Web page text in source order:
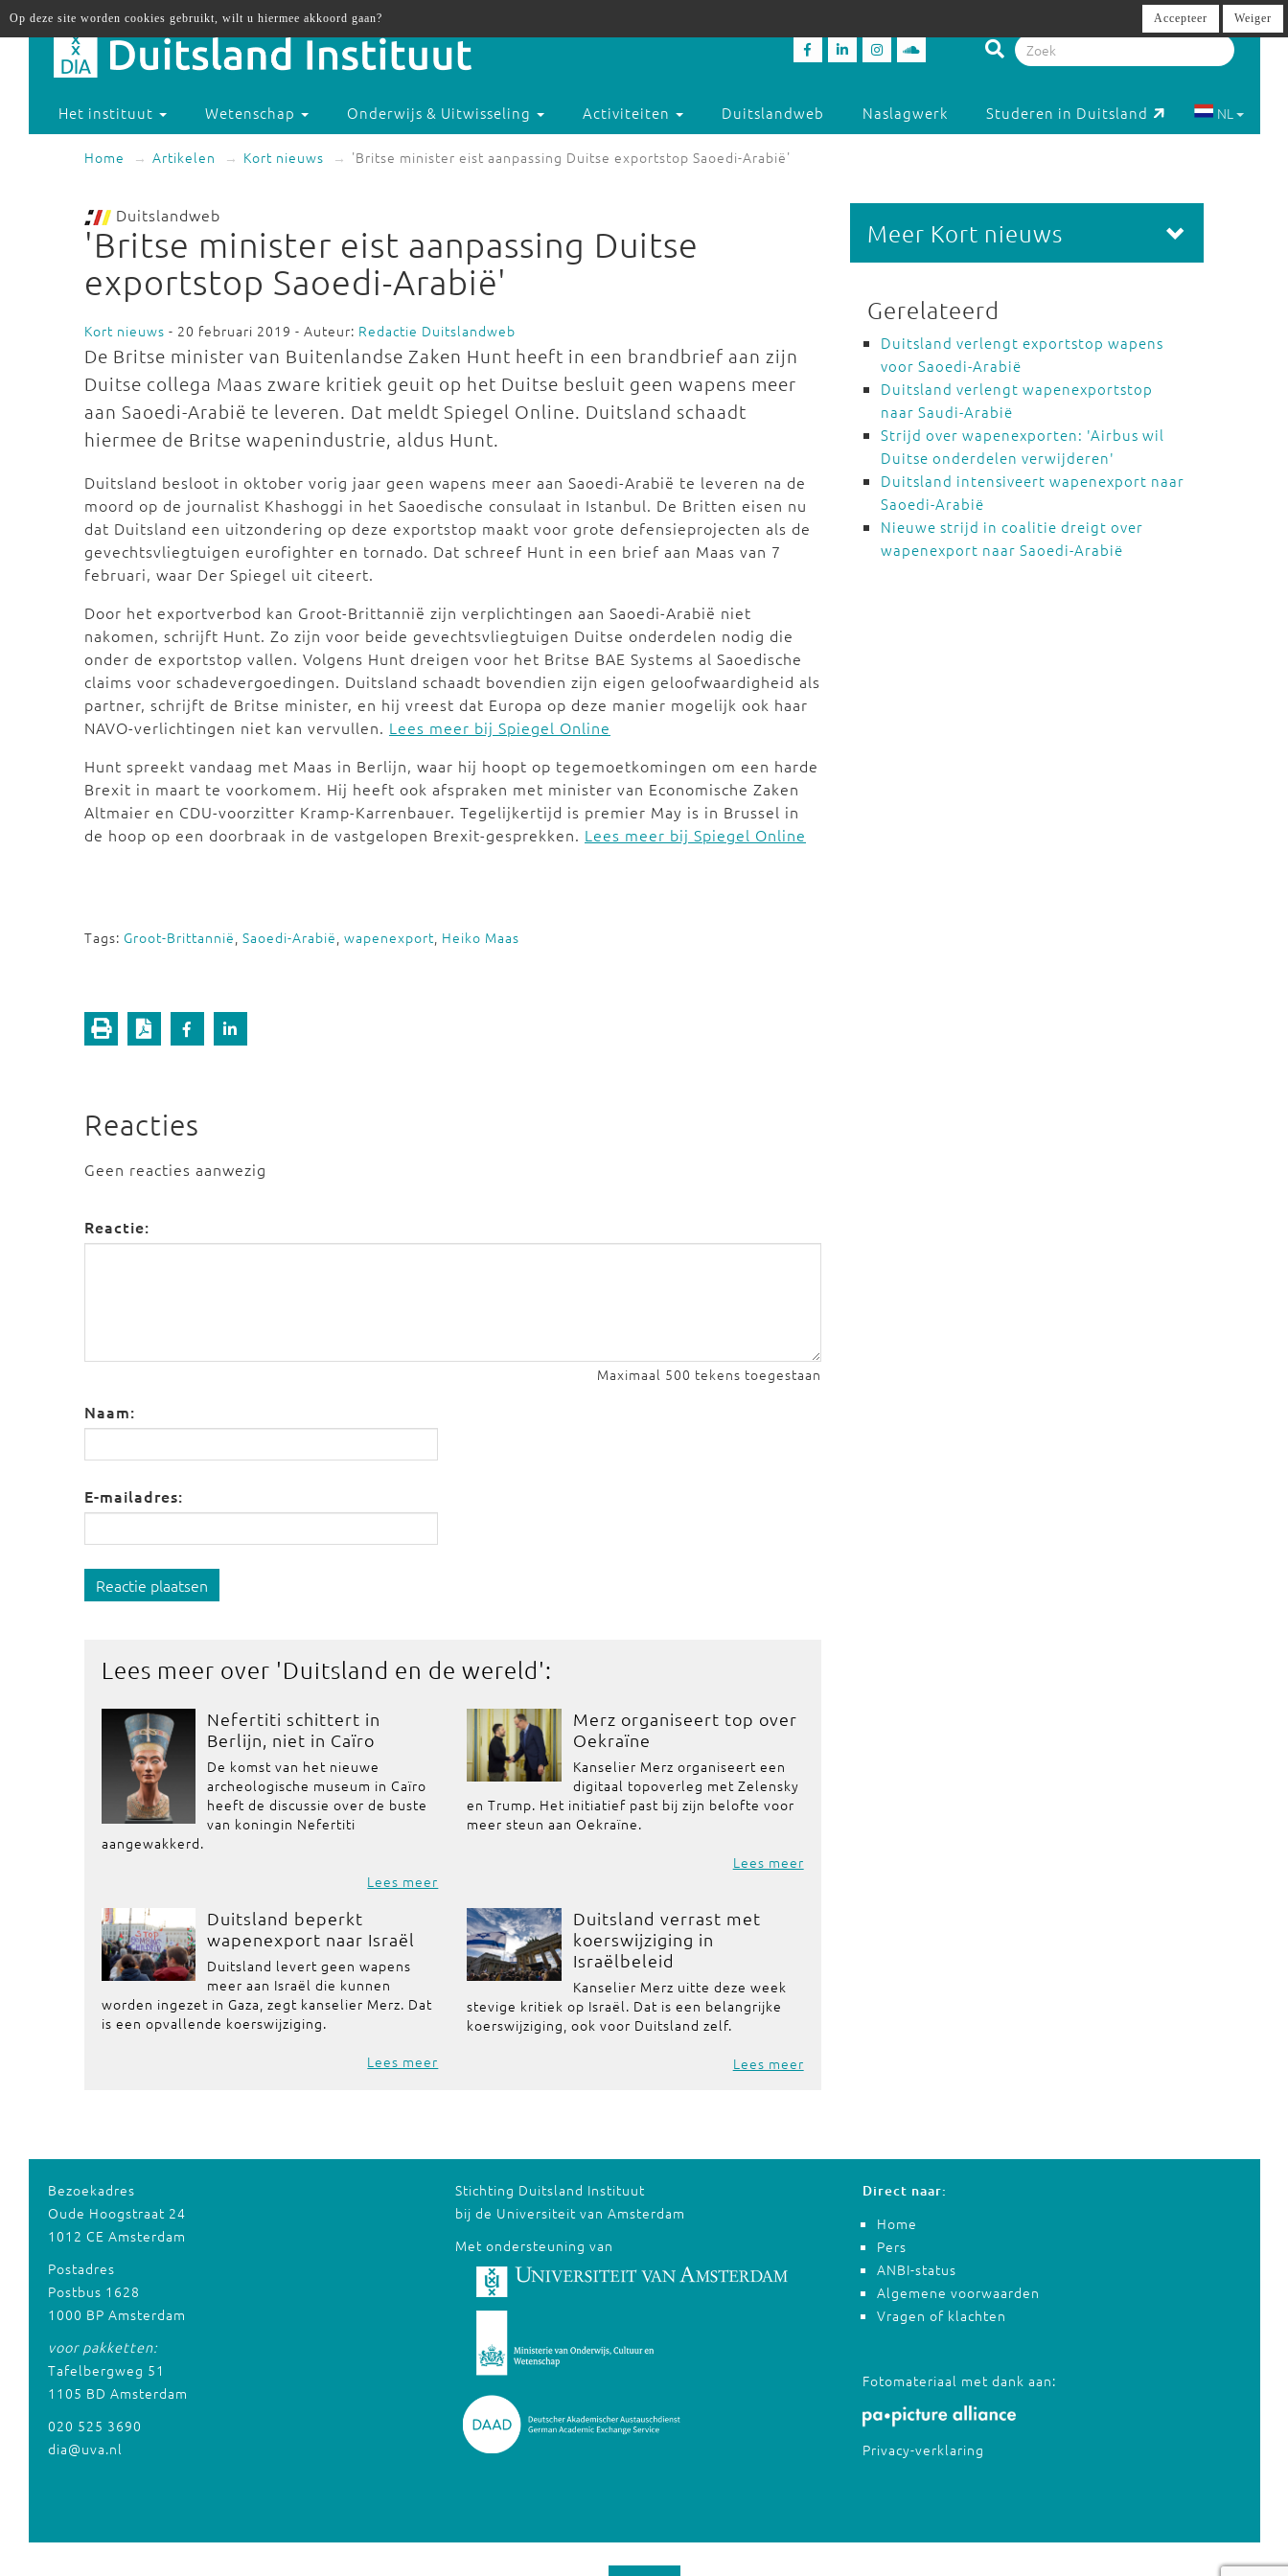
Het instituut Wetenschap Onderwijs & Uitwisseling Activiteiten Duitslandweb Naslagwerk Studeren in Duitsland NL
Home Artikelen Kort nieuws 'Britse minister eist aanpassing Duitse exportstop Saoedi-Arabië'
Duitslandweb
'Britse minister eist aanpassing Duitse
exportstop Saoedi-Arabië'
Kort nieuws - 20 februari 2019 - Auteur: Redactie Duitslandweb
De Britse minister van Buitenlandse Zaken Hunt heeft in een brandbrief aan zijn
Duitse collega Maas zware kritiek geuit op het Duitse besluit geen wapens meer
aan Saoedi-Arabië te leveren. Dat meldt Spiegel Online. Duitsland schaadt
hiermee de Britse wapenindustrie, aldus Hunt.
Duitsland besloot in oktober vorig jaar geen wapens meer aan Saoedi-Arabië te leveren na de
moord op de journalist Khashoggi in het Saoedische consulaat in Istanbul. De Britten eisen nu
dat Duitsland een uitzondering op deze exportstop maakt voor grote defensieprojecten als de
gevechtsvliegtuigen eurofighter en tornado. Dat schreef Hunt in een brief aan Maas van 7
februari, waar Der Spiegel uit citeert.
Door het exportverbod kan Groot-Brittannië zijn verplichtingen aan Saoedi-Arabië niet
nakomen, schrijft Hunt. Zo zijn voor beide gevechtsvliegtuigen Duitse onderdelen nodig die
onder de exportstop vallen. Volgens Hunt dreigen voor het Britse BAE Systems al Saoedische
claims voor schadevergoedingen. Duitsland schaadt bovendien zijn eigen geloofwaardigheid als
partner, schrijft de Britse minister, en hij vreest dat Europa op deze manier mogelijk ook haar
NAVO-verlichtingen niet kan vervullen. Lees meer bij Spiegel Online
Hunt spreekt vandaag met Maas in Berlijn, waar hij hoopt op tegemoetkomingen om een harde
Brexit in maart te voorkomem. Hij heeft ook afspraken met minister van Economische Zaken
Altmaier en CDU-voorzitter Kramp-Karrenbauer. Tegelijkertijd is premier May is in Brussel in
de hoop op een doorbraak in de vastgelopen Brexit-gesprekken. Lees meer bij Spiegel Online
Tags: Groot-Brittannië, Saoedi-Arabië, wapenexport, Heiko Maas
Reacties
Geen reacties aanwezig
Reactie:
Maximaal 500 tekens toegestaan
Naam:
E-mailadres:
Reactie plaatsen
Lees meer over 'Duitsland en de wereld':
Nefertiti schittert in
Berlijn, niet in Caïro
De komst van het nieuwe
archeologische museum in Caïro
heeft de discussie over de buste
van koningin Nefertiti
aangewakkerd.
Lees meer
Merz organiseert top over
Oekraïne
Kanselier Merz organiseert een
digitaal topoverleg met Zelensky
en Trump. Het initiatief past bij zijn belofte voor
meer steun aan Oekraïne.
Lees meer
Duitsland beperkt
wapenexport naar Israël
Duitsland levert geen wapens
meer aan Israël die kunnen
worden ingezet in Gaza, zegt kanselier Merz. Dat
is een opvallende koerswijziging.
Lees meer
Duitsland verrast met
koerswijziging in
Israëlbeleid
Kanselier Merz uitte deze week
stevige kritiek op Israël. Dat is een belangrijke
koerswijziging, ook voor Duitsland zelf.
Lees meer
Meer Kort nieuws
Gerelateerd
Duitsland verlengt exportstop wapens
voor Saoedi-Arabië
Duitsland verlengt wapenexportstop
naar Saudi-Arabië
Strijd over wapenexporten: 'Airbus wil
Duitse onderdelen verwijderen'
Duitsland intensiveert wapenexport naar
Saoedi-Arabië
Nieuwe strijd in coalitie dreigt over
wapenexport naar Saoedi-Arabië
Bezoekadres
Oude Hoogstraat 24
1012 CE Amsterdam
Postadres
Postbus 1628
1000 BP Amsterdam
voor pakketten:
Tafelbergweg 51
1105 BD Amsterdam
020 525 3690
dia@uva.nl
Stichting Duitsland Instituut
bij de Universiteit van Amsterdam
Met ondersteuning van
Direct naar:
Home
Pers
ANBI-status
Algemene voorwaarden
Vragen of klachten
Fotomateriaal met dank aan:
Privacy-verklaring
Op deze site worden cookies gebruikt, wilt u hiermee akkoord gaan? Accepteer Weiger